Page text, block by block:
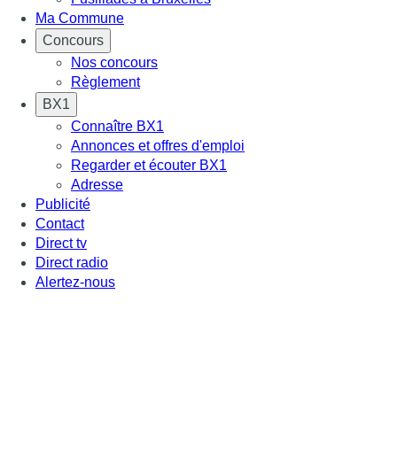
Ma Commune
Concours
Nos concours
Règlement
BX1
Connaître BX1
Annonces et offres d'emploi
Regarder et écouter BX1
Adresse
Publicité
Contact
Direct tv
Direct radio
Alertez-nous